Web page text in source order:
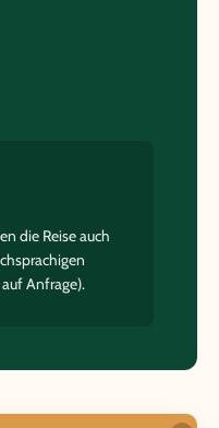
die Reise auch
Anfrage).